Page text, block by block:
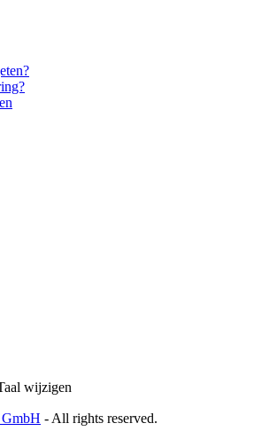
wijzigen
GmbH - All rights reserved.